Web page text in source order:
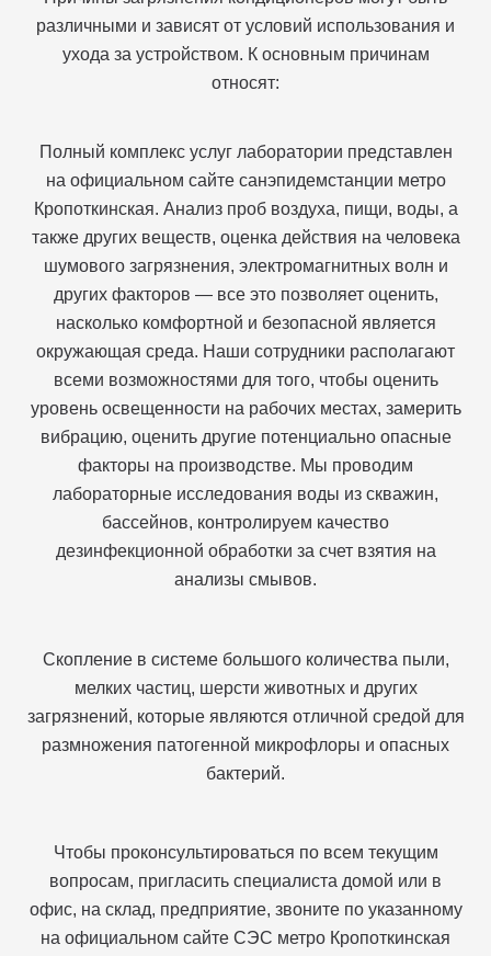
различными и зависят от условий использования и
ухода за устройством. К основным причинам
относят:
Полный комплекс услуг лаборатории представлен
на официальном сайте санэпидемстанции метро
Кропоткинская. Анализ проб воздуха, пищи, воды, а
также других веществ, оценка действия на человека
шумового загрязнения, электромагнитных волн и
других факторов — все это позволяет оценить,
насколько комфортной и безопасной является
окружающая среда. Наши сотрудники располагают
всеми возможностями для того, чтобы оценить
уровень освещенности на рабочих местах, замерить
вибрацию, оценить другие потенциально опасные
факторы на производстве. Мы проводим
лабораторные исследования воды из скважин,
бассейнов, контролируем качество
дезинфекционной обработки за счет взятия на
анализы смывов.
Скопление в системе большого количества пыли,
мелких частиц, шерсти животных и других
загрязнений, которые являются отличной средой для
размножения патогенной микрофлоры и опасных
бактерий.
Чтобы проконсультироваться по всем текущим
вопросам, пригласить специалиста домой или в
офис, на склад, предприятие, звоните по указанному
на официальном сайте СЭС метро Кропоткинская